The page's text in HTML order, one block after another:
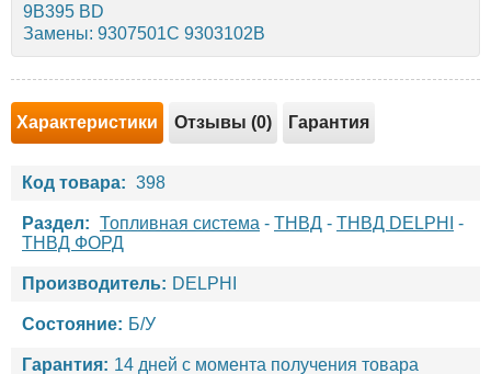
9B395 BD
Замены: 9307501C 9303102B
Характеристики Отзывы (0) Гарантия
Код товара: 398
Раздел: Топливная система - ТНВД - ТНВД DELPHI
-
ТНВД ФОРД
Производитель: DELPHI
Состояние: Б/У
Гарантия: 14 дней с момента получения товара